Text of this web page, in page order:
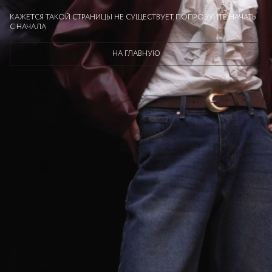
КАЖЕТСЯ ТАКОЙ СТРАНИЦЫ НЕ СУЩЕСТВУЕТ, ПОПРОБУЙТЕ НАЧАТЬ
С НАЧАЛА
НА ГЛАВНУЮ